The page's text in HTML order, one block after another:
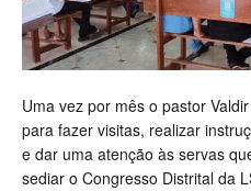
Uma vez por mês o pastor
para fazer visitas, realizar
e dar uma atenção às servas
sediar o Congresso Distrital da